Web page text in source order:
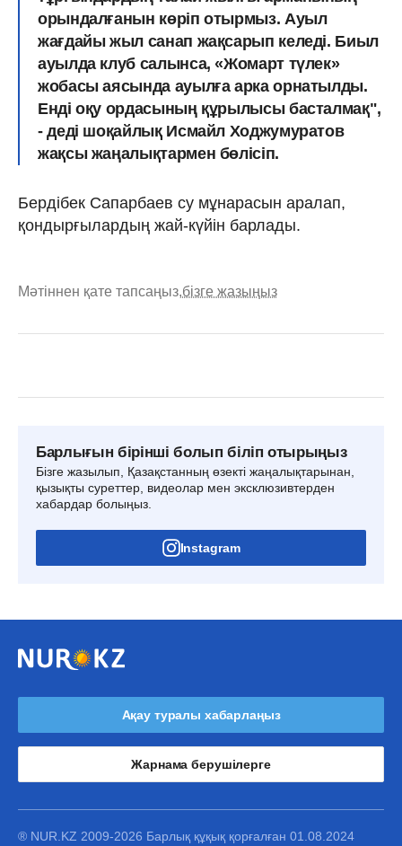
орындалғанын көріп отырмыз. Ауыл
жағдайы жыл санап жақсарып келеді. Биыл
ауылда клуб салынса, «Жомарт түлек»
жобасы аясында ауылға арка орнатылды.
Енді оқу ордасының құрылысы басталмақ",
- деді шоқайлық Исмайл Ходжумуратов
жақсы жаңалықтармен бөлісіп.
Бердібек Сапарбаев су мұнарасын аралап,
қондырғылардың жай-күйін барлады.
Мәтіннен қате тапсаңыз,бізге жазыңыз
Барлығын бірінші болып біліп отырыңыз
Бізге жазылып, Қазақстанның өзекті жаңалықтарынан,
қызықты суреттер, видеолар мен эксклюзивтерден
хабардар болыңыз.
Instagram
Ақау туралы хабарлаңыз
Жарнама берушілерге
® NUR.KZ 2009-2026 Барлық құқық қорғалған 01.08.2024